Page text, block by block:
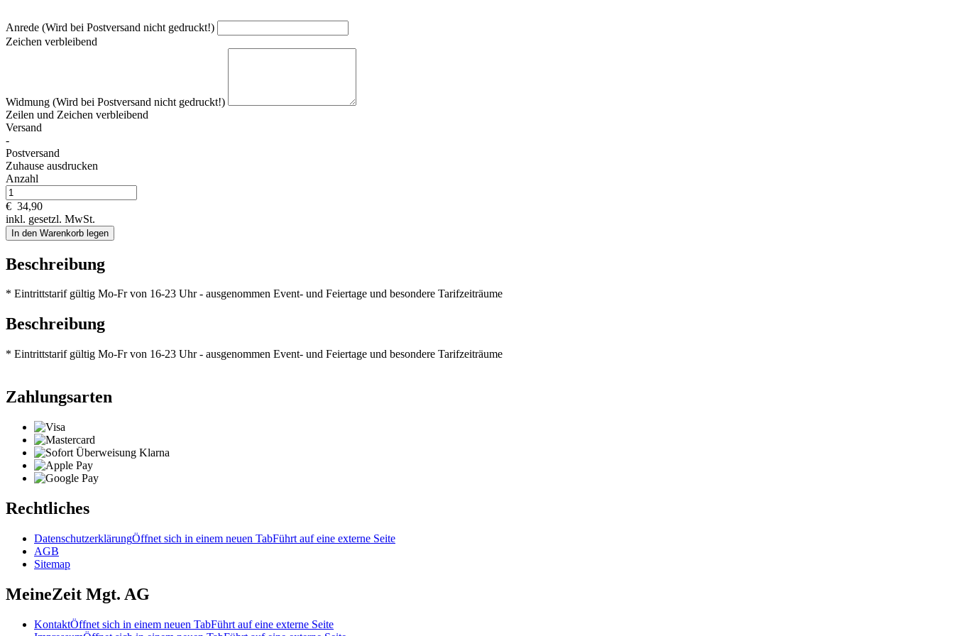
Anrede (Wird bei Postversand nicht gedruckt!)
Zeichen verbleibend
Widmung (Wird bei Postversand nicht gedruckt!)
Zeilen und Zeichen verbleibend
Versand
-
Postversand
Zuhause ausdrucken
Anzahl
€ 34,90
inkl. gesetzl. MwSt.
In den Warenkorb legen
Beschreibung
* Eintrittstarif gültig Mo-Fr von 16-23 Uhr - ausgenommen Event- und Feiertage und besondere Tarifzeiträume
Beschreibung
* Eintrittstarif gültig Mo-Fr von 16-23 Uhr - ausgenommen Event- und Feiertage und besondere Tarifzeiträume
Zahlungsarten
Rechtliches
DatenschutzerklärungÖffnet sich in einem neuen TabFührt auf eine externe Seite
AGB
Sitemap
MeineZeit Mgt. AG
KontaktÖffnet sich in einem neuen TabFührt auf eine externe Seite